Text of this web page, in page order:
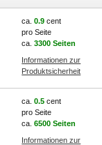
ca.0.9cent
pro Seite
ca.3300 Seiten
Informationen zur
Produktsicherheit
ca.0.5cent
pro Seite
ca.6500 Seiten
Informationen zur